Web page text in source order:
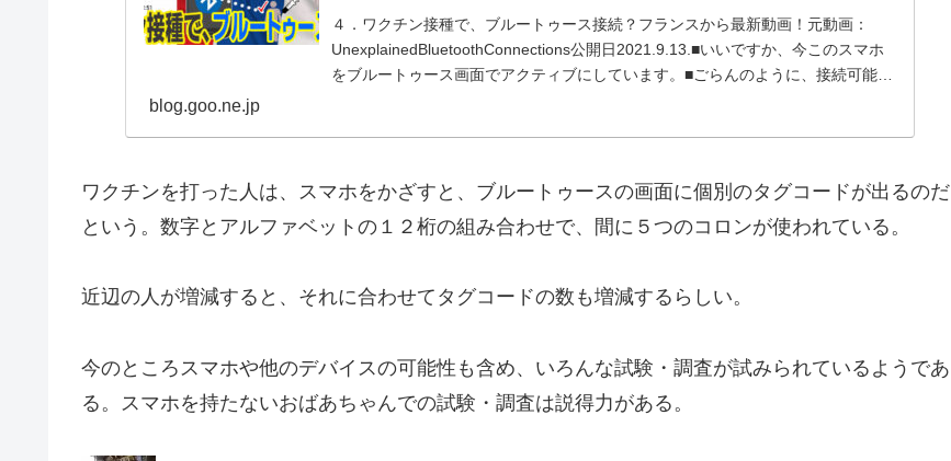
４．ワクチン接種で、ブルートゥース接続？フランスから最新動画！元動画：
UnexplainedBluetoothConnections公開日2021.9.13.■いいですか、今このスマホ
をブルートゥース画面でアクティブにしています。■ごらんのように、接続可能な
blog.goo.ne.jp
ワクチンを打った人は、スマホをかざすと、ブルートゥースの画面に個別のタグコードが出るのだ
という。数字とアルファベットの１２桁の組み合わせで、間に５つのコロンが使われている。
近辺の人が増減すると、それに合わせてタグコードの数も増減するらしい。
今のところスマホや他のデバイスの可能性も含め、いろんな試験・調査が試みられているようであ
る。スマホを持たないおばあちゃんでの試験・調査は説得力がある。